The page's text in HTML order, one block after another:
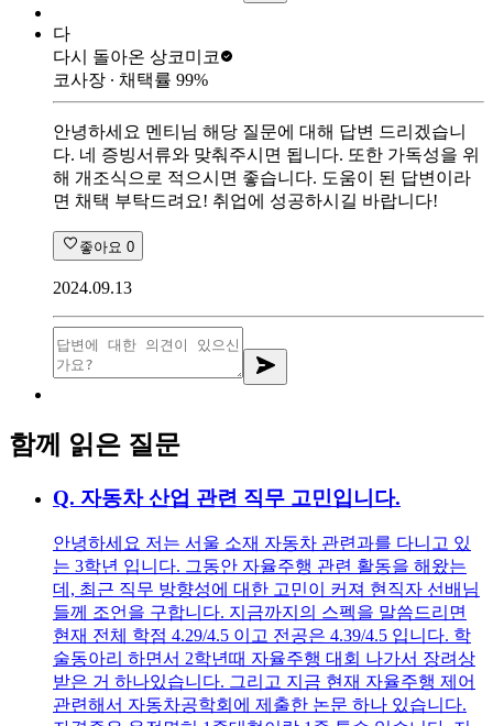
다
다시 돌아온 상코미코
코사장 ∙ 채택률 99%
안녕하세요 멘티님 해당 질문에 대해 답변 드리겠습니
다. 네 증빙서류와 맞춰주시면 됩니다. 또한 가독성을 위
해 개조식으로 적으시면 좋습니다. 도움이 된 답변이라
면 채택 부탁드려요! 취업에 성공하시길 바랍니다!
좋아요 0
2024.09.13
함께 읽은 질문
Q. 자동차 산업 관련 직무 고민입니다.
안녕하세요 저는 서울 소재 자동차 관련과를 다니고 있
는 3학년 입니다. 그동안 자율주행 관련 활동을 해왔는
데, 최근 직무 방향성에 대한 고민이 커져 현직자 선배님
들께 조언을 구합니다. 지금까지의 스펙을 말씀드리면
현재 전체 학점 4.29/4.5 이고 전공은 4.39/4.5 입니다. 학
술동아리 하면서 2학년때 자율주행 대회 나가서 장려상
받은 거 하나있습니다. 그리고 지금 현재 자율주행 제어
관련해서 자동차공학회에 제출한 논문 하나 있습니다.